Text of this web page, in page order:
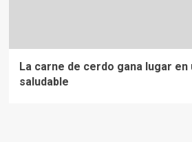
La carne de cerdo gana lugar
saludable